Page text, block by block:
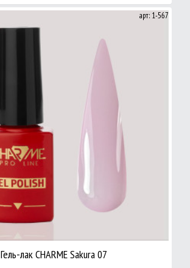
арт: 1-567
Гель-лак CHARME Sakura 07